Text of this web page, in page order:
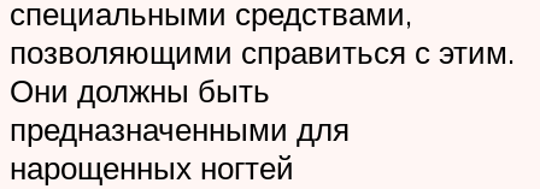
специальными средствами,
позволяющими справиться с этим.
Они должны быть
предназначенными для
нарощенных ногтей